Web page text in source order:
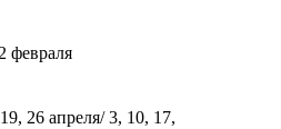
февраля
26 апреля/ 3, 10, 17,